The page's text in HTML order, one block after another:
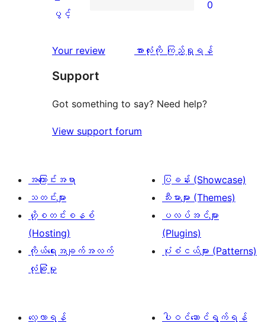
သုံးသပ်
ပွင့်
သုံးသပ်
0
စောင်
ကြယ်
ပွင့်
သုံးသပ်
ချက်
စောင်
ပွင့်
0
Your review
သုံးသပ်
အားလုံးကို ကြည့်ရှုရန်
Support
Got something to say? Need help?
View support forum
အကြောင်းအရာ
သတင်းများ
ဟို့စတင်းစနစ်
(Hosting)
ကိုယ်ရေးအချက်အလက်
လုံခြုံမှု
ပြခန်း (Showcase)
သီးမားများ (Themes)
ပလပ်အင်များ
(Plugins)
ပုံစံငယ်များ (Patterns)
လေ့လာရန် ပါဝင်ဆောင်ရွက်ရန်